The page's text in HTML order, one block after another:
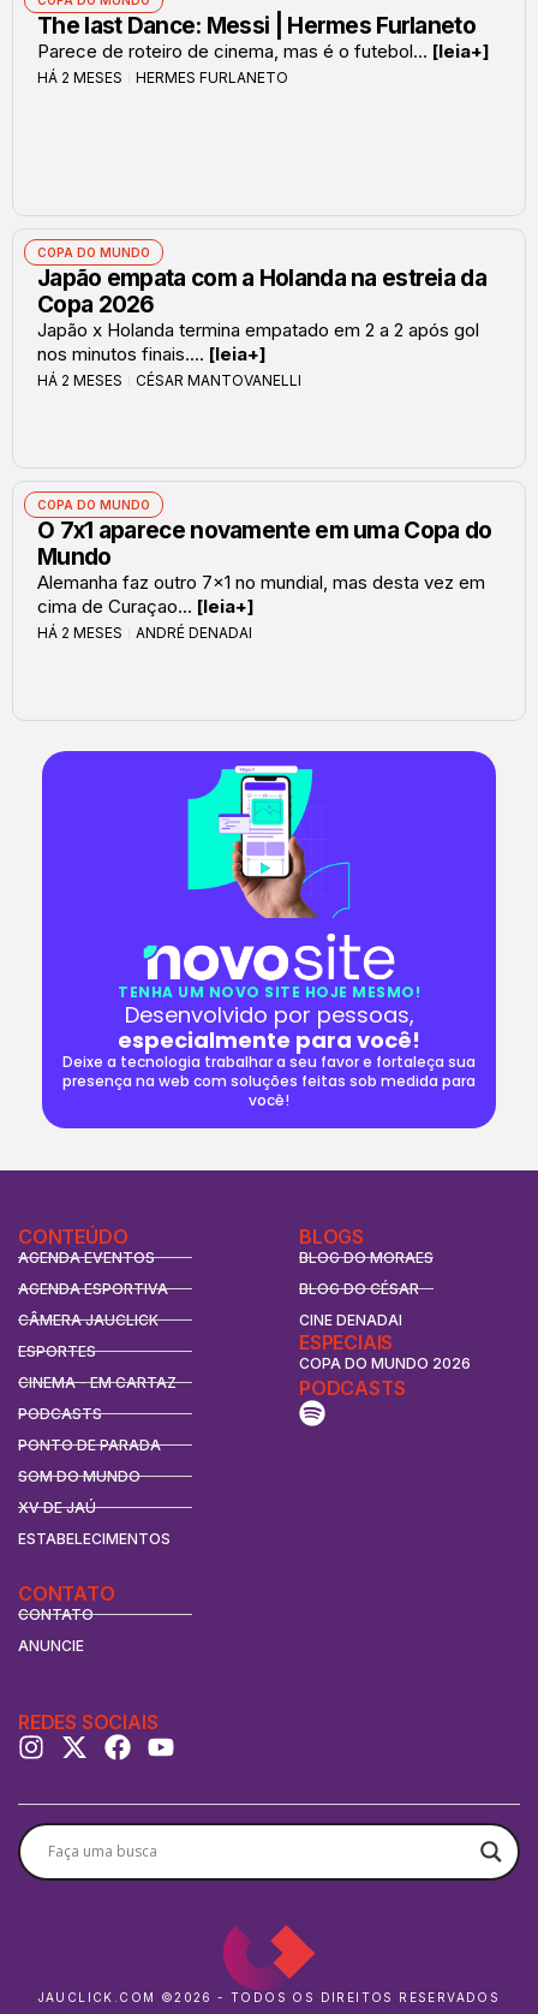
The last Dance: Messi | Hermes Furlaneto
Parece de roteiro de cinema, mas é o futebol... [leia+]
HÁ 2 MESES HERMES FURLANETO
COPA DO MUNDO
Japão empata com a Holanda na estreia da
Copa 2026
Japão x Holanda termina empatado em 2 a 2 após gol
nos minutos finais.... [leia+]
HÁ 2 MESES CÉSAR MANTOVANELLI
COPA DO MUNDO
O 7x1 aparece novamente em uma Copa do
Mundo
Alemanha faz outro 7x1 no mundial, mas desta vez em
cima de Curaçao... [leia+]
HÁ 2 MESES ANDRÉ DENADAI
TENHA UM NOVO SITE HOJE MESMO!
Desenvolvido por pessoas,
especialmente para você!
Deixe a tecnologia trabalhar a seu favor e fortaleça sua
presença na web com soluções feitas sob medida para
você!
CONTEÚDO
AGENDA EVENTOS
AGENDA ESPORTIVA
CÂMERA JAUCLICK
ESPORTES
CINEMA - EM CARTAZ
PODCASTS
PONTO DE PARADA
SOM DO MUNDO
XV DE JAÚ
ESTABELECIMENTOS
BLOGS
BLOG DO MORAES
BLOG DO CÉSAR
CINE DENADAI
ESPECIAIS
COPA DO MUNDO 2026
CONTATO
CONTATO
ANUNCIE
PODCASTS
REDES SOCIAIS
JAUCLICK.COM ©2026 - TODOS OS DIREITOS RESERVADOS